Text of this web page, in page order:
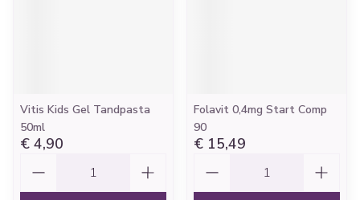
Vitis Kids Gel Tandpasta
50ml
€ 4,90
Folavit 0,4mg Start Comp
90
€ 15,49